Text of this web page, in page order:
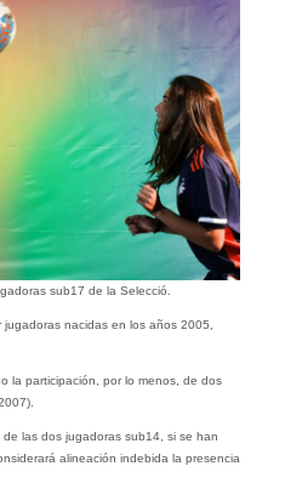
sub17 de la Selecció.
nacidas en los años 2005,
la participación, por lo menos, de dos
las dos jugadoras sub14, si se han
alineación indebida la presencia